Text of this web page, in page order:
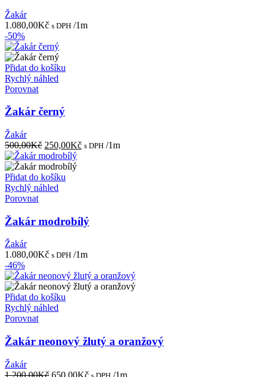
Žakár
1.080,00Kč s DPH /1m
-50%
Přidat do košíku
Rychlý náhled
Porovnat
Žakár černý
Žakár
500,00Kč Původní
cena
byla:
500,00Kč.
250,00KčAktuální
s DPH /1m
Přidat do košíku
Rychlý náhled
Porovnat
Žakár modrobílý
Žakár
1.080,00Kč s DPH /1m
-46%
Přidat do košíku
Rychlý náhled
Porovnat
Žakár neonový žlutý a oranžový
Žakár
1.200,00Kč Původní
650,00KčAktuální/1m